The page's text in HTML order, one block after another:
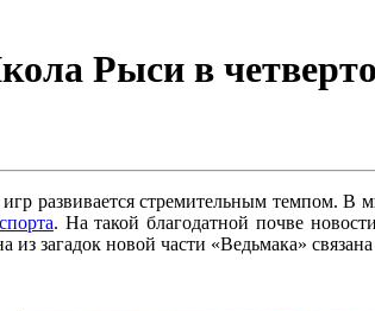
Рыси в
развивается стремительным темпом. В
. На такой благодатной почве
из загадок новой части «Ведьмака»